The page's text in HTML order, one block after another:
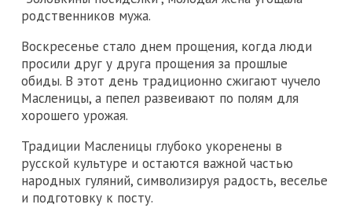
родственников мужа.
Воскресенье стало днем прощения, когда люди
просили друг у друга прощения за прошлые
обиды. В этот день традиционно сжигают чучело
Масленицы, а пепел развеивают по полям для
хорошего урожая.
Традиции Масленицы глубоко укоренены в
русской культуре и остаются важной частью
народных гуляний, символизируя радость, веселье
и подготовку к посту.